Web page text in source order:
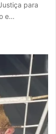
para
e…